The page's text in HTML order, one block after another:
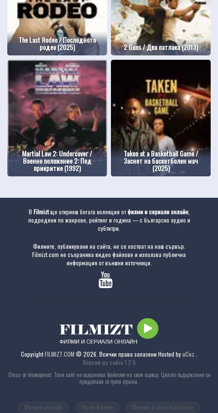
The Last Rodeo / Последното
родео (2025) 2 Guns / Два патлака (2013)
Martial Law 2: Undercover /
Военно положение 2: Под
прикритие (1992)
Taken at a Basketball Game /
Заснет на баскетболен мач
(2025)
В Filmiztще откриеш богата колекция отфилми и сериали онлайн,
подредени по жанрове, рейтинг и година — с българско аудио и
субтитри.
Филмите, публикувани на сайта, не се хостват на наш сървър.
Filmizt.com не съхранява видео файлове и използва публична
информация от външни източници.
CopyrightFILMIZT.COM © 2026. Всички права запазени Hosted byuCoz
Версия на сайта 1.2.5
Отказ от отговорност: Този сайт не съхранява файлове на своя сървър. Цялото съдържание се
предоставя от трети страни.
Филми онлайн Нови филми Филми с висок рейтинг